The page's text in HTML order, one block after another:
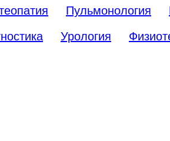
Пульмонология
Урология